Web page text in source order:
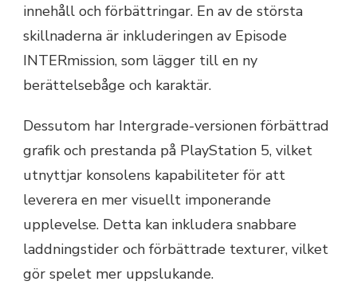
innehåll och förbättringar. En av de största
skillnaderna är inkluderingen av Episode
INTERmission, som lägger till en ny
berättelsebåge och karaktär.
Dessutom har Intergrade-versionen förbättrad
grafik och prestanda på PlayStation 5, vilket
utnyttjar konsolens kapabiliteter för att
leverera en mer visuellt imponerande
upplevelse. Detta kan inkludera snabbare
laddningstider och förbättrade texturer, vilket
gör spelet mer uppslukande.